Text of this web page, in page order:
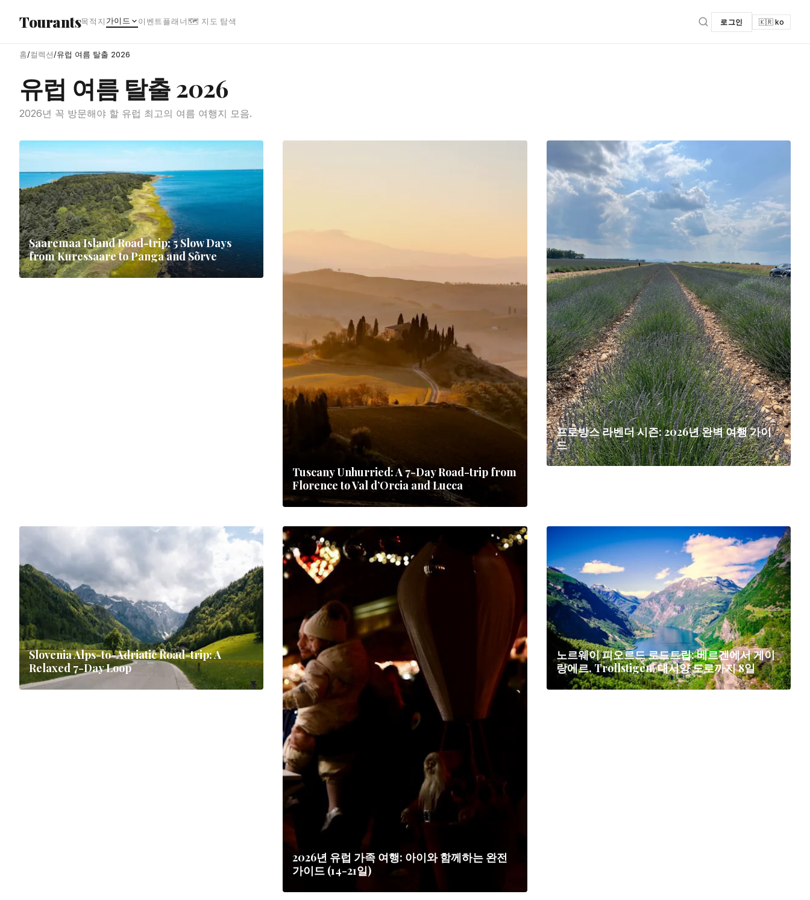
Tourants목적지 가이드 이벤트 플래너🗺 지도 탐색 로그인 🇰🇷 ko
홈/컬렉션/유럽 여름 탈출 2026
유럽 여름 탈출 2026
2026년 꼭 방문해야 할 유럽 최고의 여름 여행지 모음.
Saaremaa Island Road-trip: 5 Slow Days
from Kuressaare to Panga and Sõrve
Tuscany Unhurried: A 7-Day Road-trip from
Florence to Val d’Orcia and Lucca
프로방스 라벤더 시즌: 2026년 완벽 여행 가이
드
Slovenia Alps-to-Adriatic Road-trip: A
Relaxed 7-Day Loop
2026년 유럽 가족 여행: 아이와 함께하는 완전
가이드 (14-21일)
노르웨이 피오르드 로드트립: 베르겐에서 게이
랑에르, Trollstigen, 대서양 도로까지 8일